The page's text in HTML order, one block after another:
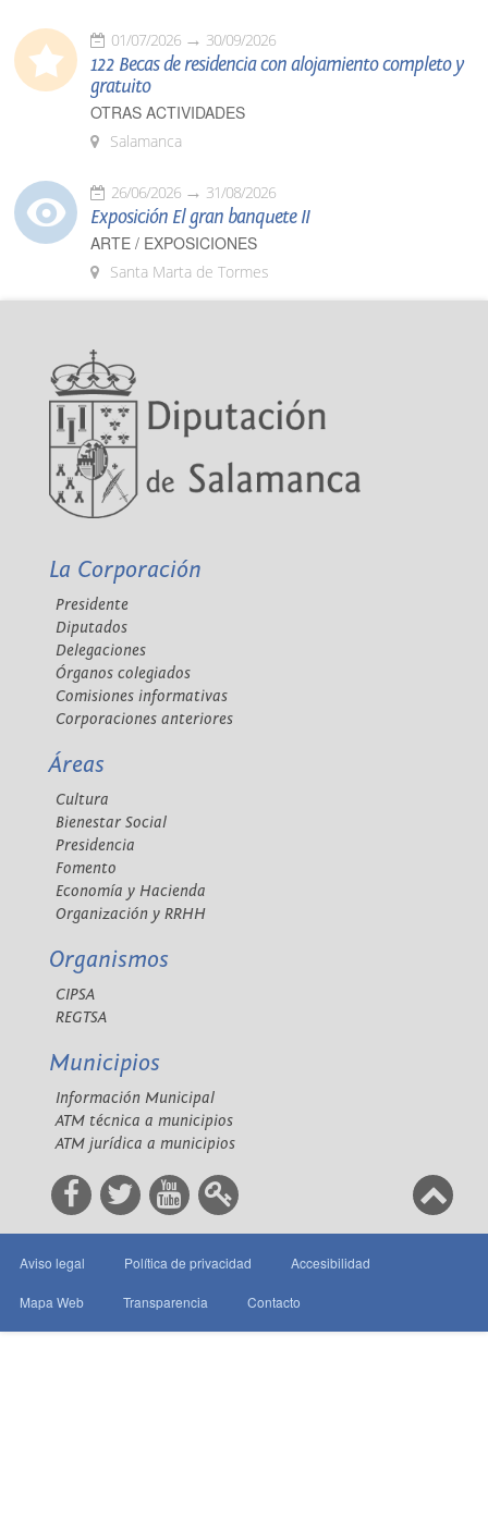
01/07/2026 30/09/2026
122 Becas de residencia con alojamiento completo y
gratuito
OTRAS ACTIVIDADES
Salamanca
26/06/2026 31/08/2026
Exposición El gran banquete II
ARTE / EXPOSICIONES
Santa Marta de Tormes
La Corporación
Presidente
Diputados
Delegaciones
Órganos colegiados
Comisiones informativas
Corporaciones anteriores
Áreas
Cultura
Bienestar Social
Presidencia
Fomento
Economía y Hacienda
Organización y RRHH
Organismos
CIPSA
REGTSA
Municipios
Información Municipal
ATM técnica a municipios
ATM jurídica a municipios
Aviso legal Política de privacidad Accesibilidad
Mapa Web Transparencia Contacto